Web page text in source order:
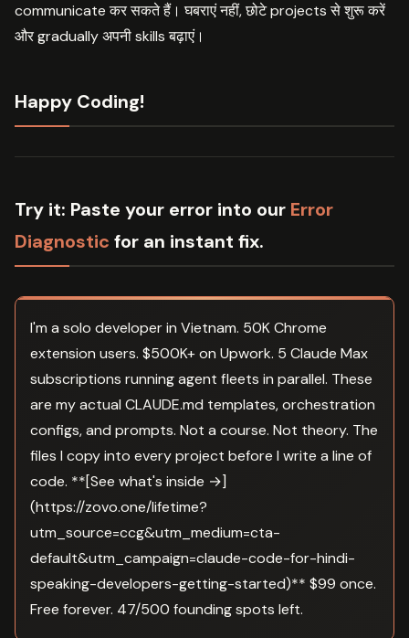
communicate कर सकते हैं। घबराएं नहीं, छोटे projects से शुरू करें
और gradually अपनी skills बढ़ाएं।
Happy Coding!
Try it: Paste your error into our Error
Diagnostic for an instant fix.
I'm a solo developer in Vietnam. 50K Chrome
extension users. $500K+ on Upwork. 5 Claude Max
subscriptions running agent fleets in parallel. These
are my actual CLAUDE.md templates, orchestration
configs, and prompts. Not a course. Not theory. The
files I copy into every project before I write a line of
code. **[See what's inside →]
(https://zovo.one/lifetime?
utm_source=ccg&utm_medium=cta-
default&utm_campaign=claude-code-for-hindi-
speaking-developers-getting-started)** $99 once.
Free forever. 47/500 founding spots left.